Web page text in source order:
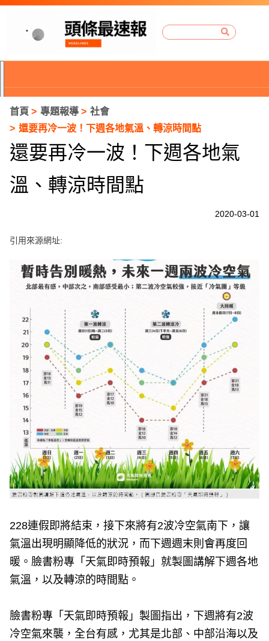
首頁 專題報導
社會
還要再冷一波！下週各地氣溫、轉涼時間點
還要再冷一波！下週各地氣
溫、轉涼時間點
2020-03-01
引用來源網址:
228連假即將結束，接下來將有2波冷空氣南下，讓
氣溫出現明顯降低的狀況，而下週週末則會再度回
暖。臉書粉專「天氣即時預報」就製圖講解下週各地
氣溫，以及轉涼的時間點。
臉書粉專「天氣即時預報」製圖指出，下週將有2波
冷空氣來襲，全台有感，尤其是北部、中部沿海以及